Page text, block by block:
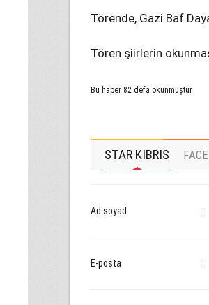
Törende, Gazi Baf
Tören şiirlerin
Bu haber 82 defa okunmuştur
STAR KIBRIS
Ad soyad :
E-posta :